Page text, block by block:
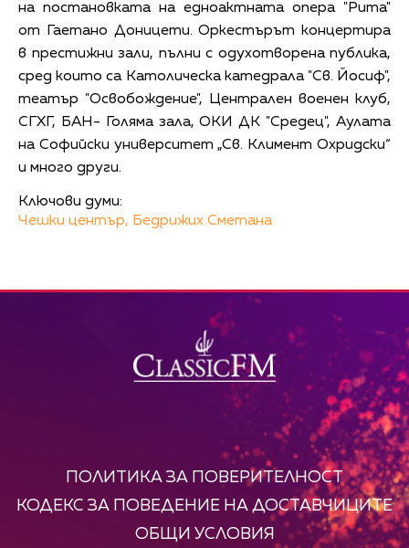
на постановката на едноактната опера "Рита"
от Гаетано Доницети. Оркестърът концертира
в престижни зали, пълни с одухотворена публика,
сред които са Католическа катедрала "Св. Йосиф",
театър "Освобождение", Централен военен клуб,
СГХГ, БАН- Голяма зала, ОКИ ДК "Средец", Аулата
на Софийски университет „Св. Климент Охридски“
и много други.
Ключови думи:
Чешки център, Бедрижих Сметана
ПОЛИТИКА ЗА ПОВЕРИТЕЛНОСТ
КОДЕКС ЗА ПОВЕДЕНИЕ НА ДОСТАВЧИЦИТЕ
ОБЩИ УСЛОВИЯ